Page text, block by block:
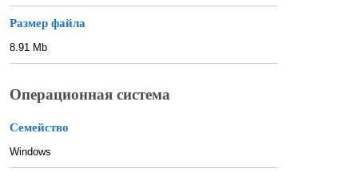
Размер файла
8.91 Mb
Операционная система
Семейство
Windows